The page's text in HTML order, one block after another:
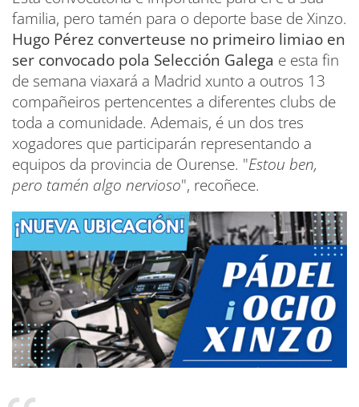
familia, pero tamén para o deporte base de Xinzo.
Hugo Pérez converteuse no primeiro limiao en
ser convocado pola Selección Galega e esta fin
de semana viaxará a Madrid xunto a outros 13
compañeiros pertencentes a diferentes clubs de
toda a comunidade. Ademais, é un dos tres
xogadores que participarán representando a
equipos da provincia de Ourense. "Estou ben,
pero tamén algo nervioso", recoñece.